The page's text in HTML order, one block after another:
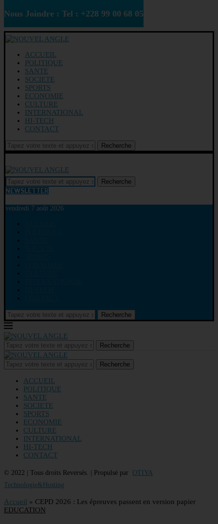
Nous Joindre : Tel : +228 99 00 68 05
ACCUEIL
POLITIQUE
SANTE
SOCIETE
SPORTS
ECONOMIE
CULTURE
INTERNATIONAL
HI-TECH
CONTACT
Recherche
Recherche
NEWSLETTER
vendredi 7 août 2026
Recherche
Recherche
Recherche
ACCUEIL
POLITIQUE
SANTE
SOCIETE
SPORTS
ECONOMIE
CULTURE
INTERNATIONAL
HI-TECH
CONTACT
© 2022 | Tous droits Reversés. | Propulsé par OTIYA
Technologie&Hosting
Accueil » CEPD 2026 : Les épreuves passent en version papier
EDUCATION